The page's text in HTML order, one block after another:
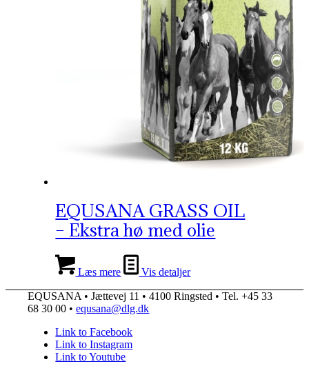
EQUSANA GRASS OIL
– Ekstra hø med olie
Læs mere Vis detaljer
EQUSANA • Jættevej 11 • 4100 Ringsted • Tel. +45 33
68 30 00 •equsana@dlg.dk
Link to Facebook
Link to Instagram
Link to Youtube